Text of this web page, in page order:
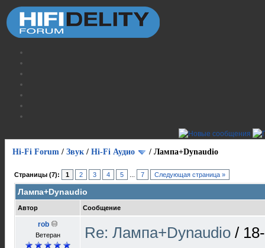
Hi-Fi Forum / Звук / Hi-Fi Аудио / Лампа+Dynaudio
Страницы (7): 1 2 3 4 5 7 Следующая страница »
Лампа+Dynaudio
Автор Сообщение
rob
Ветеран Re: Лампа+Dynaudio /